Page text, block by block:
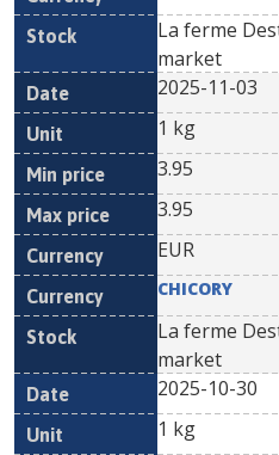
La ferme
market
2025-11-03
1 kg
3.95
3.95
EUR
CHICORY
La ferme
market
2025-10-30
1 kg